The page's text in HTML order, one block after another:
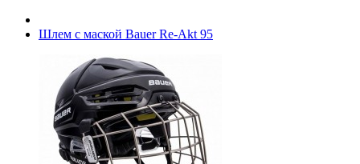
Шлем с маской Bauer Re-Akt 95